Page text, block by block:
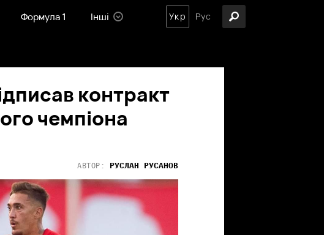
Формула 1 Інші Укр Рус
контракт
чемпіона
АВТОР: РУСЛАН РУСАНОВ